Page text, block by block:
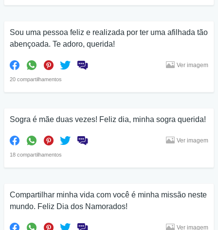
Sou uma pessoa feliz e realizada por ter uma afilhada tão
abençoada. Te adoro, querida!
20 compartilhamentos
Ver imagem
Sogra é mãe duas vezes! Feliz dia, minha sogra querida!
18 compartilhamentos
Ver imagem
Compartilhar minha vida com você é minha missão neste
mundo. Feliz Dia dos Namorados!
Ver imagem